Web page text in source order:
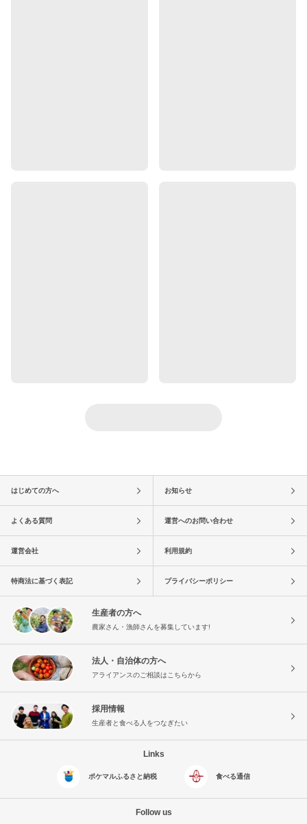
はじめての方へ お知らせ
よくある質問 運営へのお問い合わせ
運営会社 利用規約
特商法に基づく表記 プライバシーポリシー
生産者の方へ
農家さん・漁師さんを募集しています!
法人・自治体の方へ
アライアンスのご相談はこちらから
採用情報
生産者と食べる人をつなぎたい
Links
ポケマルふるさと納税 食べる通信
Follow us